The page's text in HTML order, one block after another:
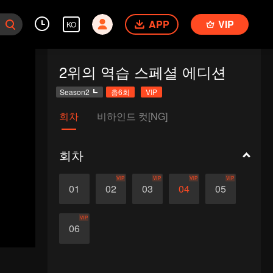
KO APP VIP
2위의 역습 스페셜 에디션
Season2 총6회 VIP
회차 비하인드 컷[NG]
회차
01 02
VIP
03
VIP
04
VIP
05
VIP
06
VIP